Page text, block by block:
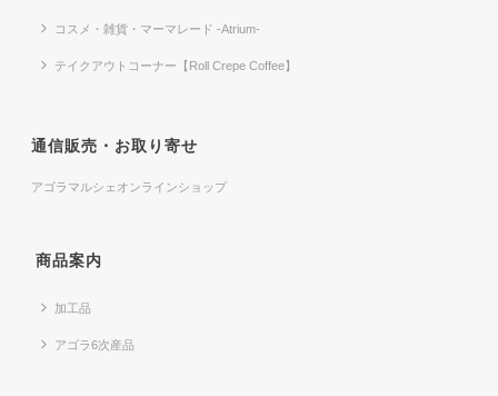
コスメ・雑貨・マーマレード -Atrium-
テイクアウトコーナー【Roll Crepe Coffee】
通信販売・お取り寄せ
アゴラマルシェオンラインショップ
商品案内
加工品
アゴラ6次産品